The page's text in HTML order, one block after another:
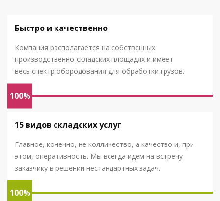
Быстро и качественно
Компания располагается на собственных
производственно-складских площадях и имеет
весь спектр обородования для обработки грузов.
100%
15 видов складских услуг
Главное, конечно, не колличество, а качество и, при
этом, оперативность. Мы всегда идем на встречу
заказчику в решении нестандартных задач.
100%